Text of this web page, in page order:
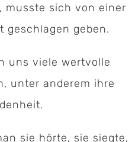
musste sich von einer
geschlagen geben.
uns viele wertvolle
unter anderem ihre
sie hörte, sie siegte,